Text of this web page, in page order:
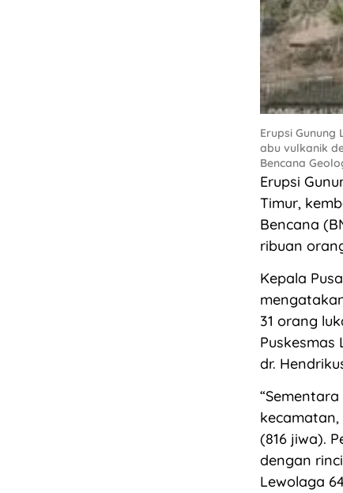
Erupsi
abu vulkanik
Bencana
Erupsi
Timur,
Bencana
ribuan
Kepala
31 orang
Puskesmas
dr.
(816 jiwa).
dengan
Lewolaga